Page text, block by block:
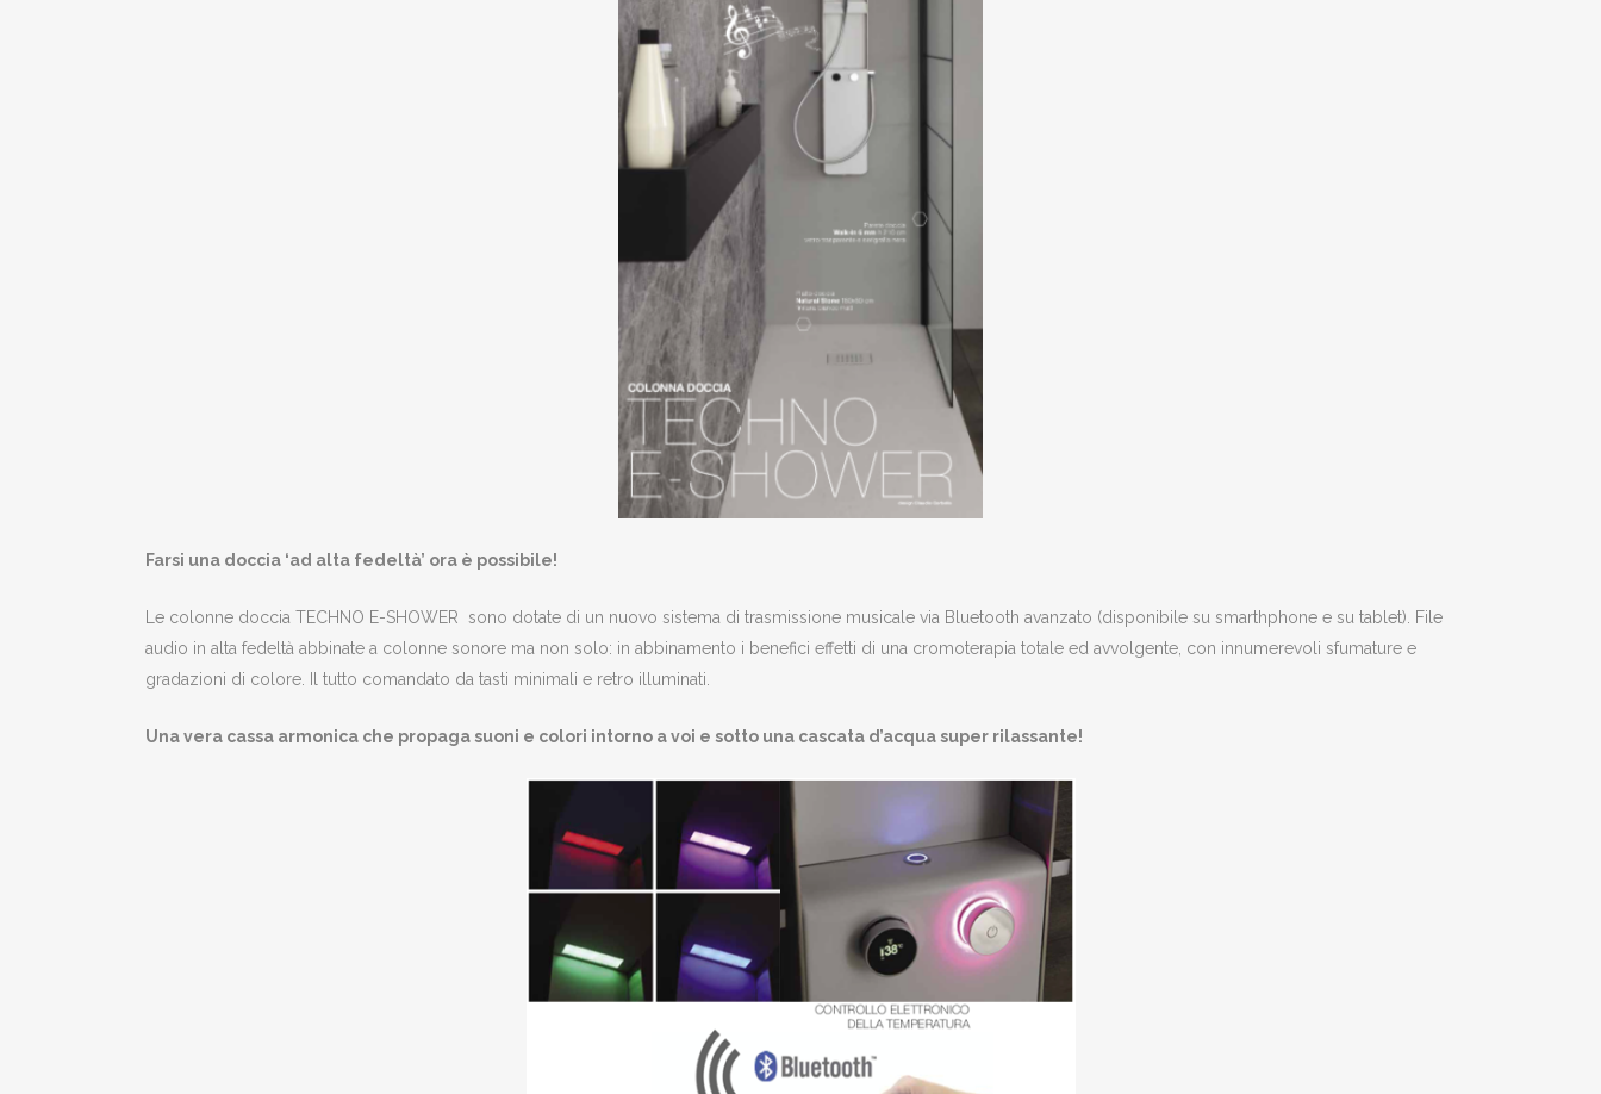
Farsi una doccia ‘ad alta fedeltà’ ora è possibile!
Le colonne doccia TECHNO E-SHOWER sono dotate di un nuovo sistema di trasmissione musicale via Bluetooth avanzato (disponibile su smarthphone e su tablet). File
audio in alta fedeltà abbinate a colonne sonore ma non solo: in abbinamento i benefici effetti di una cromoterapia totale ed avvolgente, con innumerevoli sfumature e
gradazioni di colore. Il tutto comandato da tasti minimali e retro illuminati.
Una vera cassa armonica che propaga suoni e colori intorno a voi e sotto una cascata d’acqua super rilassante!